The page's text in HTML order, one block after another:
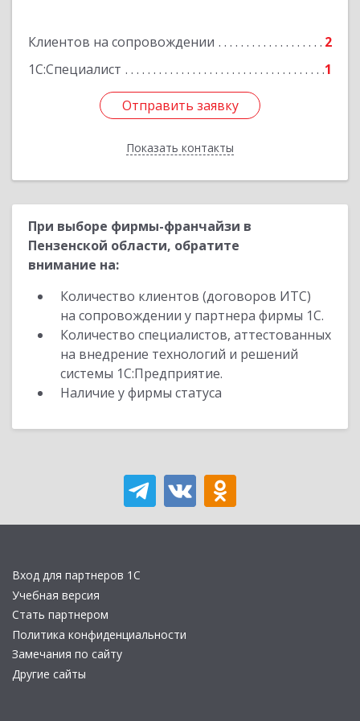
Клиентов на сопровождении
2
1С:Специалист
1
Отправить заявку
Показать контакты
Подробнее
Отправить заявку
Назад
При выборе фирмы-франчайзи в
Пензенской области, обратите
внимание на:
Количество клиентов (договоров ИТС)
на сопровождении у партнера фирмы 1С.
Количество специалистов, аттестованных
на внедрение технологий и решений
системы 1С:Предприятие.
Наличие у фирмы статуса
Вход для партнеров 1С
Учебная версия
Стать партнером
Политика конфиденциальности
Замечания по сайту
Другие сайты